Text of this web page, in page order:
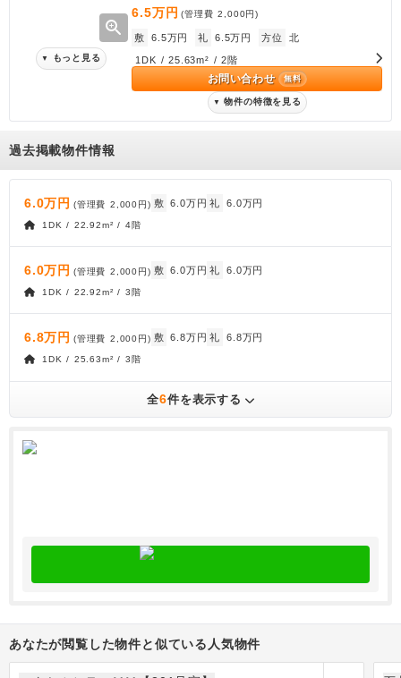
zoom_in
▼ もっと見る
6.5万円 (管理費2,000円)
敷 6.5万円 礼 6.5万円 方位 北
1DK / 25.63m² / 2階
お問い合わせ 無料
▼ 物件の特徴を見る
過去掲載物件情報
6.0万円 (管理費 2,000円) 敷 6.0万円 礼 6.0万円
1DK / 22.92m² / 4階
6.0万円 (管理費 2,000円) 敷 6.0万円 礼 6.0万円
1DK / 22.92m² / 3階
6.8万円 (管理費 2,000円) 敷 6.8万円 礼 6.8万円
1DK / 25.63m² / 3階
全6件を表示する
あなたが閲覧した物件と似ている人気物件